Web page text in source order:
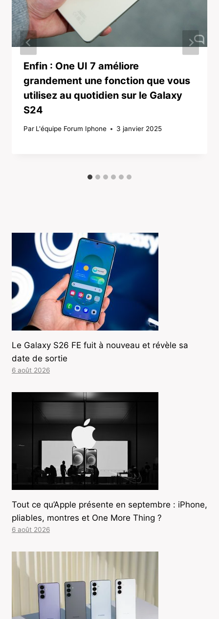
Enfin : One UI 7 améliore
grandement une fonction que vous
utilisez au quotidien sur le Galaxy
S24
Par L'équipe Forum Iphone 3 janvier 2025
Le Galaxy S26 FE fuit à nouveau et révèle sa
date de sortie
6 août 2026
Tout ce qu’Apple présente en septembre : iPhone,
pliables, montres et One More Thing ?
6 août 2026